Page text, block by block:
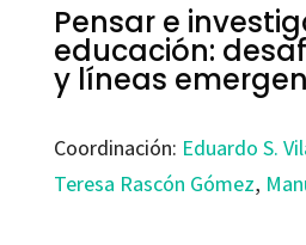
Pensar e
educación:
y líneas
Coordinación: Eduardo S.
Teresa Rascón Gómez,